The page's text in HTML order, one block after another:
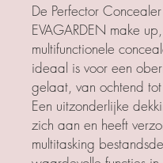
De Perfector
EVAGARDEN make
multifunctionele
ideaal is voor een
gelaat, van ochtend
Een uitzonderlijke
zich aan en heeft
multitasking